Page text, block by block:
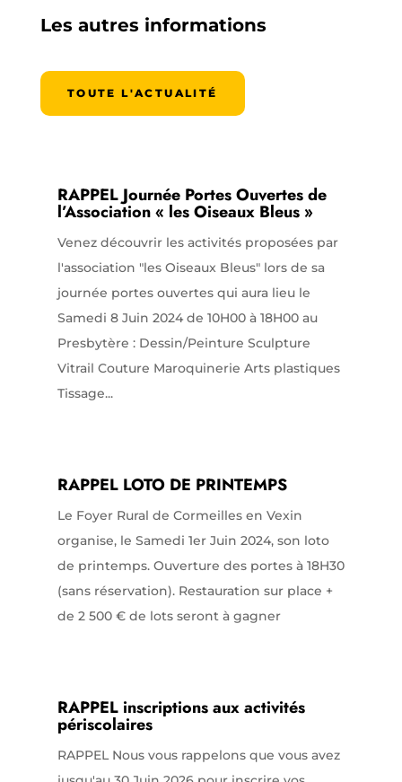
Les autres informations
TOUTE L'ACTUALITÉ
RAPPEL Journée Portes Ouvertes de
l’Association « les Oiseaux Bleus »
Venez découvrir les activités proposées par
l'association "les Oiseaux Bleus" lors de sa
journée portes ouvertes qui aura lieu le
Samedi 8 Juin 2024 de 10H00 à 18H00 au
Presbytère : Dessin/Peinture Sculpture
Vitrail Couture Maroquinerie Arts plastiques
Tissage...
RAPPEL LOTO DE PRINTEMPS
Le Foyer Rural de Cormeilles en Vexin
organise, le Samedi 1er Juin 2024, son loto
de printemps. Ouverture des portes à 18H30
(sans réservation). Restauration sur place +
de 2 500 € de lots seront à gagner
RAPPEL inscriptions aux activités
périscolaires
RAPPEL Nous vous rappelons que vous avez